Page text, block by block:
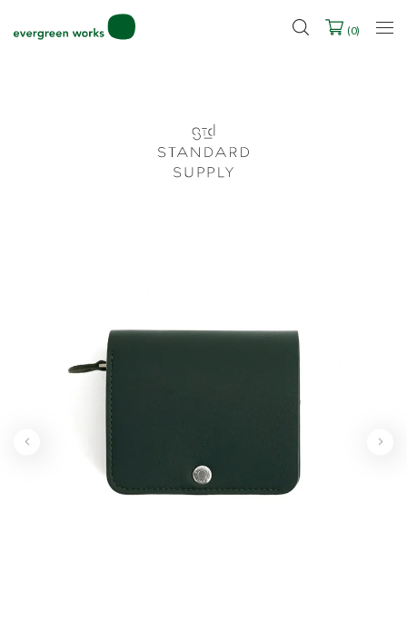
2027年ご入学用ランドセル受注会スケジュール
(0)